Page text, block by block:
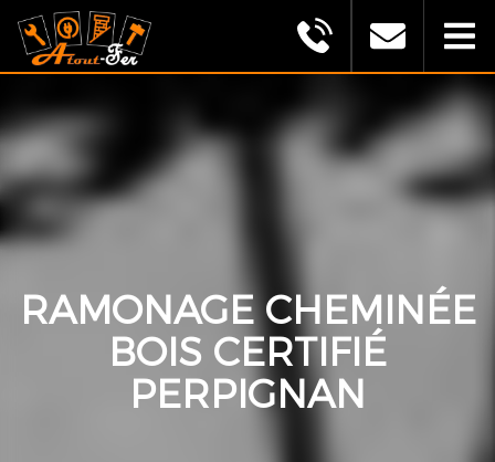
MONTAGU
ALEXANDRE
RAMONAGE CHEMINÉE
BOIS CERTIFIÉ
PERPIGNAN